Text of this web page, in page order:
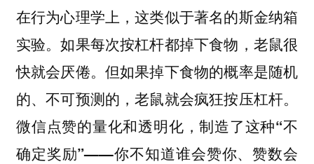
在行为心理学上，这类似于著名的斯金纳箱
实验。如果每次按杠杆都掉下食物，老鼠很
快就会厌倦。但如果掉下食物的概率是随机
的、不可预测的，老鼠就会疯狂按压杠杆。
微信点赞的量化和透明化，制造了这种“不
确定奖励”——你不知道谁会赞你、赞数会